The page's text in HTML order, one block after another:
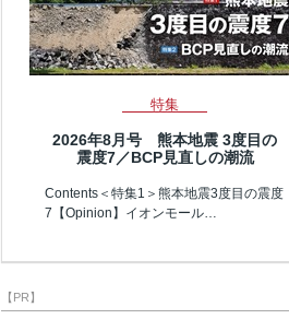
特集
2026年8月号 熊本地震 3度目の
震度7／BCP見直しの潮流
Contents＜特集1＞熊本地震3度目の震度
7【Opinion】イオンモール…
【PR】